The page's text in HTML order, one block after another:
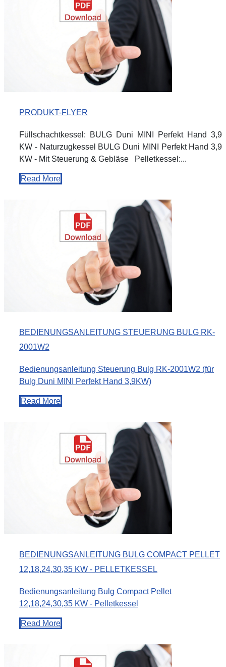
PRODUKT-FLYER
Füllschachtkessel: BULG Duni MINI Perfekt Hand 3,9
KW - Naturzugkessel BULG Duni MINI Perfekt Hand 3,9
KW - Mit Steuerung & Gebläse Pelletkessel:...
Read More
BEDIENUNGSANLEITUNG STEUERUNG BULG RK-
2001W2
Bedienungsanleitung Steuerung Bulg RK-2001W2 (für
Bulg Duni MINI Perfekt Hand 3,9KW)
Read More
BEDIENUNGSANLEITUNG BULG COMPACT PELLET
12,18,24,30,35 KW - PELLETKESSEL
Bedienungsanleitung Bulg Compact Pellet
12,18,24,30,35 KW - Pelletkessel
Read More